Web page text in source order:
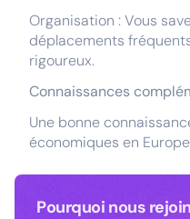
Organisation : Vous
déplacements
rigoureux.
Connaissances
Une bonne
économiques en
Pourquoi nous